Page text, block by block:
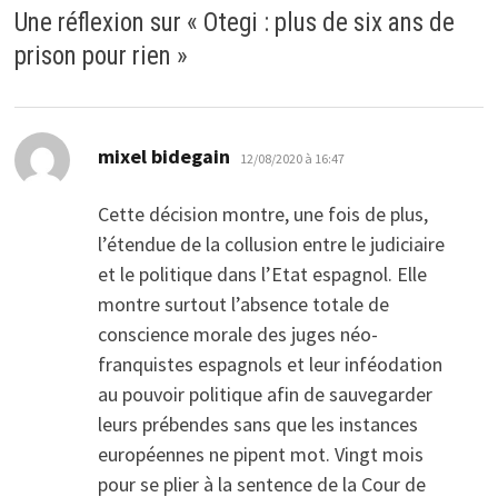
Une réflexion sur « Otegi : plus de six ans de
prison pour rien »
mixel bidegain dit :
12/08/2020 à 16:47
Cette décision montre, une fois de plus,
l’étendue de la collusion entre le judiciaire
et le politique dans l’Etat espagnol. Elle
montre surtout l’absence totale de
conscience morale des juges néo-
franquistes espagnols et leur inféodation
au pouvoir politique afin de sauvegarder
leurs prébendes sans que les instances
européennes ne pipent mot. Vingt mois
pour se plier à la sentence de la Cour de